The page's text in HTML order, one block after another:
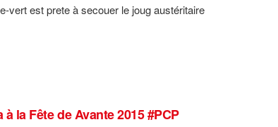
vert est prete à secouer le joug austéritaire
la Fête de Avante 2015 #PCP